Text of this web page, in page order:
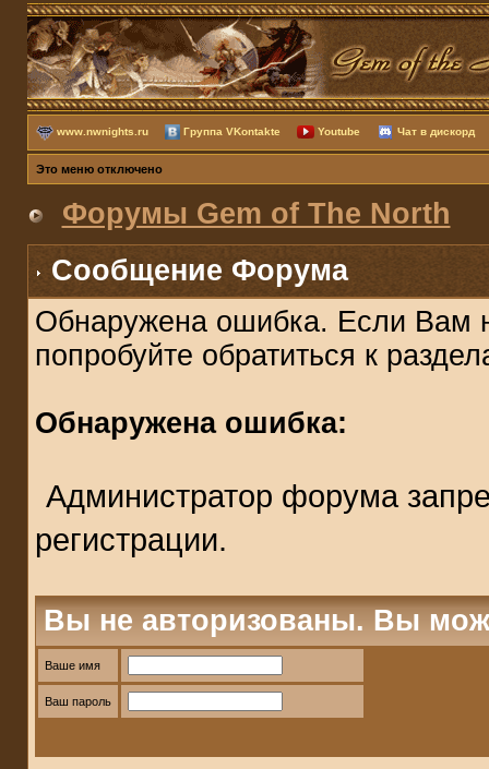
www.nwnights.ru Группа VKontakte Youtube Чат в дискорд
Это меню отключено
Форумы Gem of The North
Сообщение Форума
Обнаружена ошибка. Если Вам
попробуйте обратиться к
Обнаружена ошибка:
Администратор форума
регистрации.
Вы не авторизованы. Вы
Ваше имя
Ваш пароль